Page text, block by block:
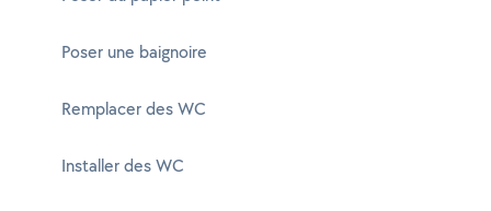
Poser une baignoire
Remplacer des WC
Installer des WC